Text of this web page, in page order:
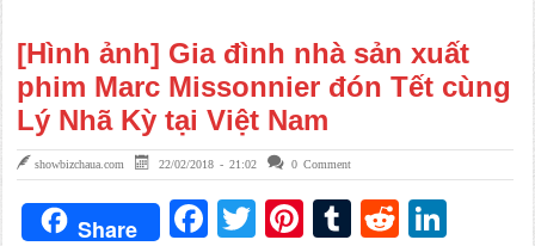
[Hình ảnh] Gia đình nhà sản xuất
phim Marc Missonnier đón Tết cùng
Lý Nhã Kỳ tại Việt Nam
showbizchaua.com 22/02/2018 - 21:02 0 Comment
Share Facebook
TwitterPinterest
TumblrReddit